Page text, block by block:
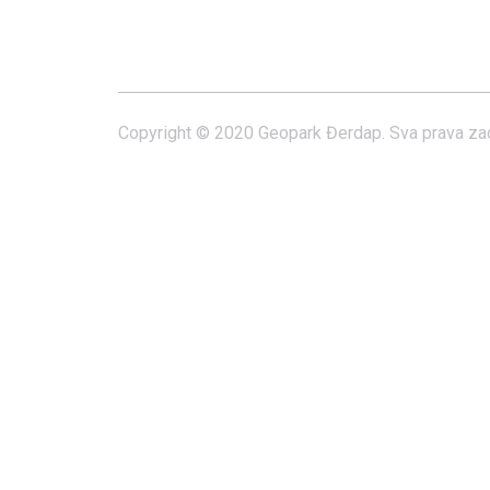
Copyright © 2020 Geopark Đerdap. Sva prava